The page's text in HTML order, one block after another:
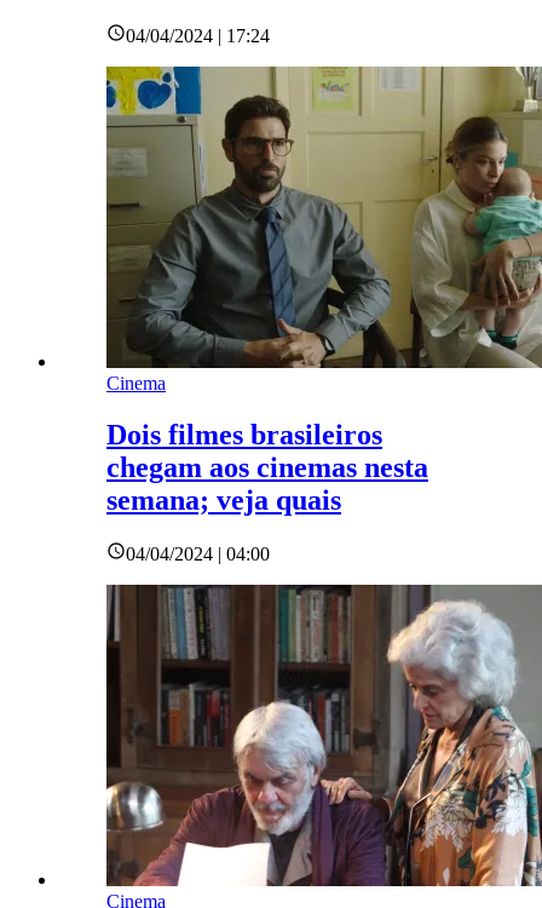
04/04/2024 | 17:24
Cinema
Dois filmes brasileiros
chegam aos cinemas nesta
semana; veja quais
04/04/2024 | 04:00
Cinema